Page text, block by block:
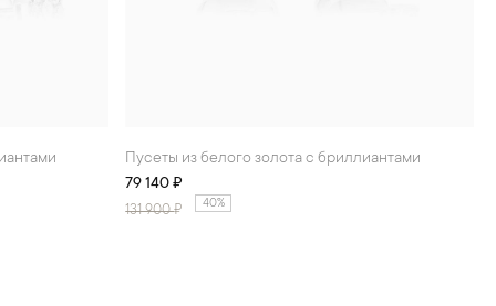
Пусеты из белого золота с бриллиантами
79 140 ₽
131 900₽ 40%